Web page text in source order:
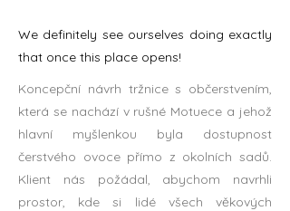
We definitely see ourselves doing exactly
that once this place opens!
Koncepční návrh tržnice s občerstvením,
která se nachází v rušné Motuece a jehož
hlavní myšlenkou byla dostupnost
čerstvého ovoce přímo z okolních sadů.
Klient nás požádal, abychom navrhli
prostor, kde si lidé všech věkových